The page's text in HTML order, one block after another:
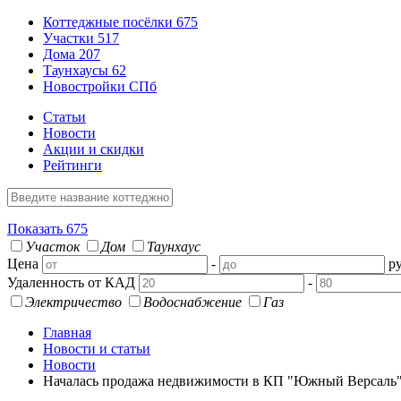
Коттеджные посёлки 675
Участки 517
Дома 207
Таунхаусы 62
Новостройки СПб
Статьи
Новости
Акции и скидки
Рейтинги
Показать 675
Участок
Дом
Таунхаус
Цена
-
Удаленность от КАД
-
Электричество
Водоснабжение
Газ
Главная
Новости и статьи
Новости
Началась продажа недвижимости в КП "Южный Версаль"